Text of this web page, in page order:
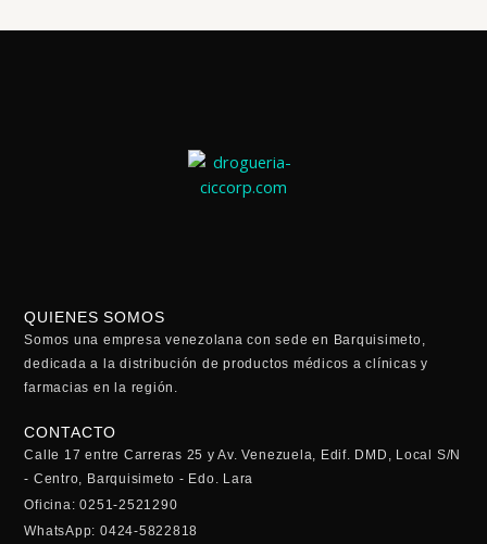
QUIENES SOMOS
Somos una empresa venezolana con sede en Barquisimeto,
dedicada a la distribución de productos médicos a clínicas y
farmacias en la región.
CONTACTO
Calle 17 entre Carreras 25 y Av. Venezuela, Edif. DMD, Local S/N
- Centro, Barquisimeto - Edo. Lara
Oficina: 0251-2521290
WhatsApp: 0424-5822818